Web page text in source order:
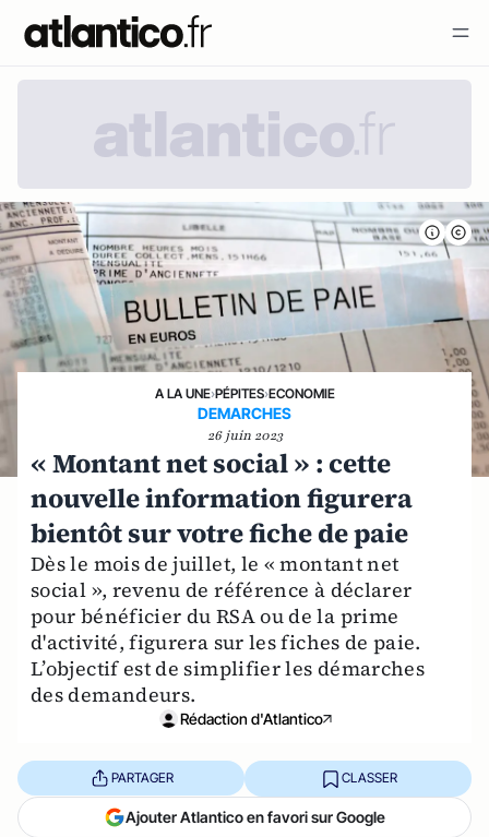
A LA UNE›PÉPITES›ECONOMIE
DEMARCHES
26 juin 2023
« Montant net social » : cette
nouvelle information figurera
bientôt sur votre fiche de paie
Dès le mois de juillet, le « montant net
social », revenu de référence à déclarer
pour bénéficier du RSA ou de la prime
d'activité, figurera sur les fiches de paie.
L’objectif est de simplifier les démarches
des demandeurs.
Rédaction d'Atlantico
PARTAGER CLASSER
Ajouter Atlantico en favori sur Google